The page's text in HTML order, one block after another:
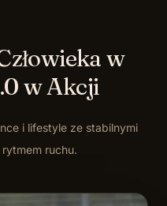
w
w Akcji
i lifestyle ze stabilnymi
rytmem ruchu.